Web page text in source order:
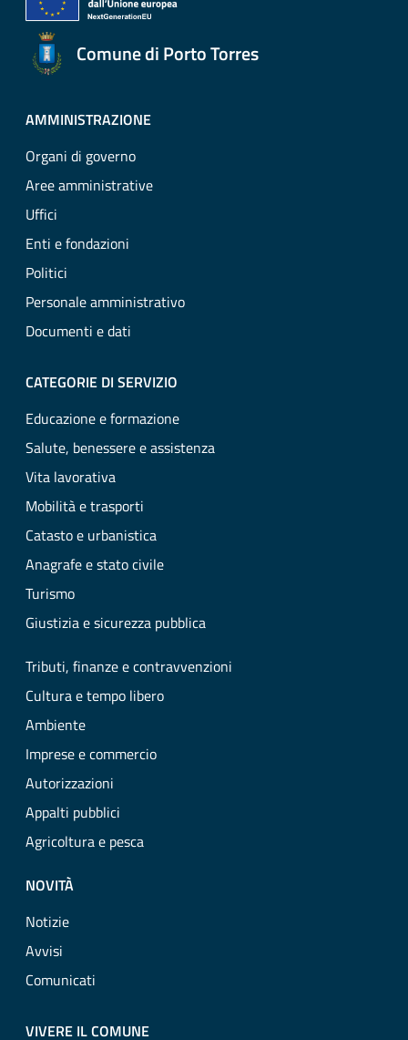
Comune di Porto Torres
AMMINISTRAZIONE
Organi di governo
Aree amministrative
Uffici
Enti e fondazioni
Politici
Personale amministrativo
Documenti e dati
CATEGORIE DI SERVIZIO
Educazione e formazione
Salute, benessere e assistenza
Vita lavorativa
Mobilità e trasporti
Catasto e urbanistica
Anagrafe e stato civile
Turismo
Giustizia e sicurezza pubblica
Tributi, finanze e contravvenzioni
Cultura e tempo libero
Ambiente
Imprese e commercio
Autorizzazioni
Appalti pubblici
Agricoltura e pesca
NOVITÀ
Notizie
Avvisi
Comunicati
VIVERE IL COMUNE